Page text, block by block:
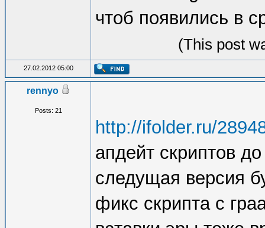
чтоб появились в
(This post
27.02.2012 05:00
rennyo
Posts: 21
http://ifolder.ru/
апдейт скриптов
следущая версия
фикс скрипта с